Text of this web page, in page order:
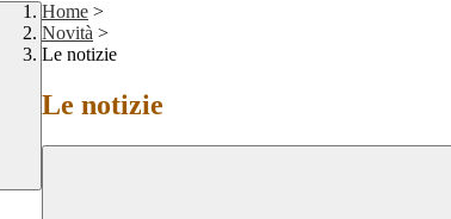
Home >
Novità >
Le notizie
Le notizie